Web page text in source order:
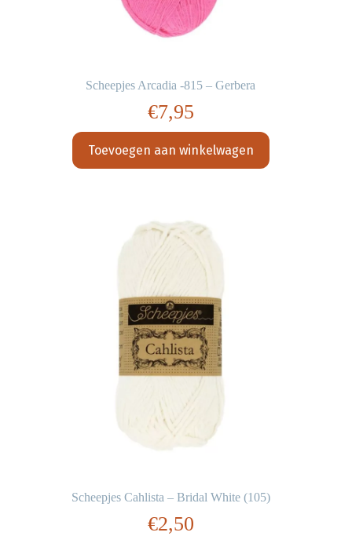
Scheepjes Arcadia -815 – Gerbera
€7,95
Toevoegen aan winkelwagen
Scheepjes Cahlista – Bridal White (105)
€2,50